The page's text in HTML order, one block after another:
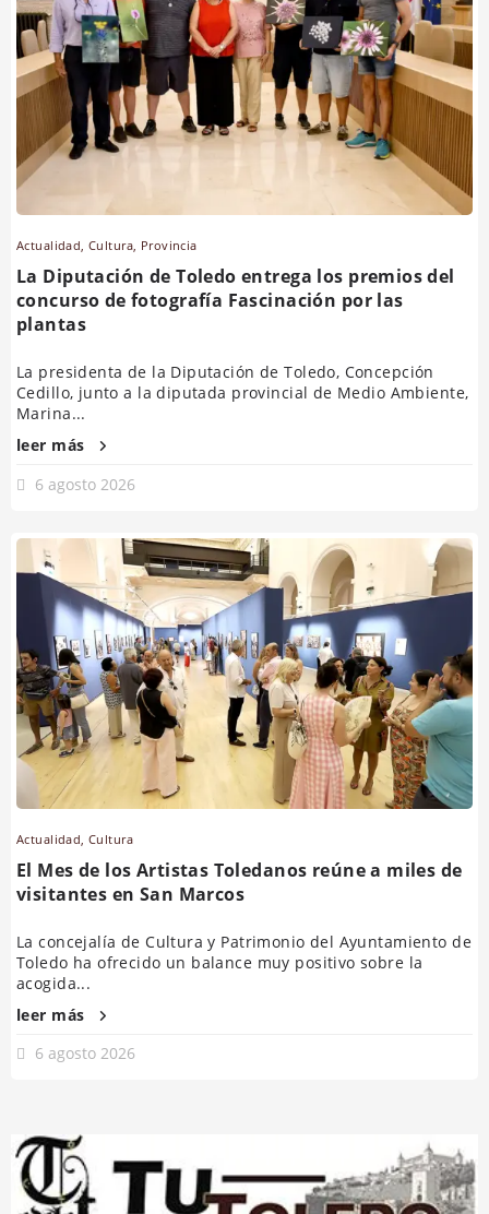
Actualidad,Cultura, Provincia
La Diputación de Toledo entrega los premios del
concurso de fotografía Fascinación por las
plantas
La presidenta de la Diputación de Toledo, Concepción
Cedillo, junto a la diputada provincial de Medio Ambiente,
Marina...
leer más
6 agosto 2026
Actualidad,Cultura
El Mes de los Artistas Toledanos reúne a miles de
visitantes en San Marcos
La concejalía de Cultura y Patrimonio del Ayuntamiento de
Toledo ha ofrecido un balance muy positivo sobre la
acogida...
leer más
6 agosto 2026